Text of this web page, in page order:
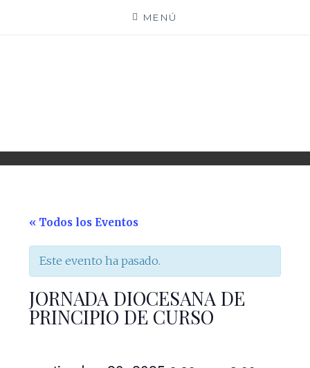
MENÚ
« Todos los Eventos
Este evento ha pasado.
JORNADA DIOCESANA DE
PRINCIPIO DE CURSO